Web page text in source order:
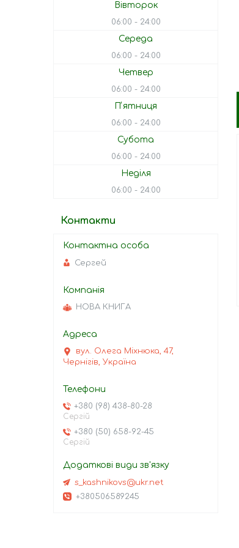
Вівторок
06:00 24:00
Середа
06:00 24:00
Четвер
06:00 24:00
Пʼятниця
06:00 24:00
Субота
06:00 24:00
Неділя
06:00 24:00
Контакти
Сергей
НОВА КНИГА
вул. Олега Міхнюка, 47,
Чернігів, Україна
+380 (98) 438-80-28
Сергій
+380 (50) 658-92-45
Сергій
s_kashnikovs@ukr.net
+380506589245